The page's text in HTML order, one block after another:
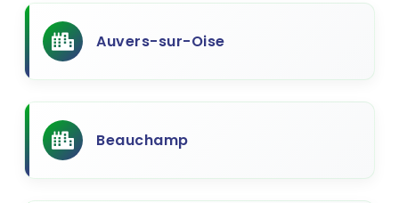
Auvers-sur-Oise
Beauchamp